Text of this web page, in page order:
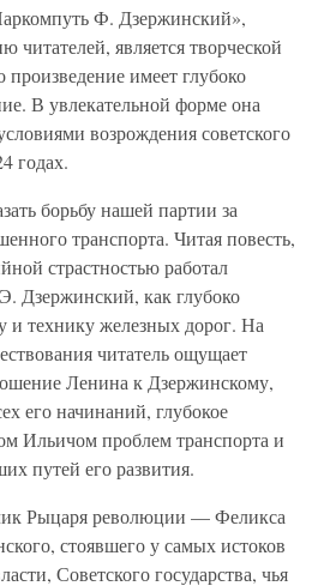
Ф. Дзержинский»,
читателей, является творческой
произведение имеет глубоко
В увлекательной форме она
возрождения советского
годах.
борьбу нашей партии за
транспорта. Читая повесть,
страстностью работал
Дзержинский, как глубоко
и технику железных дорог. На
читатель ощущает
Ленина к Дзержинскому,
его начинаний, глубокое
Ильичом проблем транспорта и
путей его развития.
Рыцаря революции — Феликса
стоявшего у самых истоков
Советского государства, чья